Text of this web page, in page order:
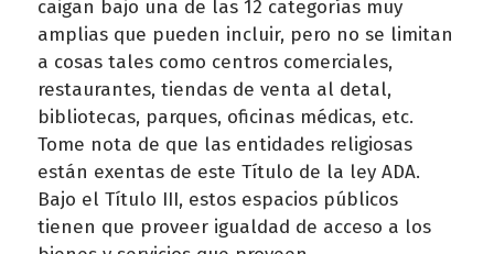
caigan bajo una de las 12 categorías muy
amplias que pueden incluir, pero no se limitan
a cosas tales como centros comerciales,
restaurantes, tiendas de venta al detal,
bibliotecas, parques, oficinas médicas, etc.
Tome nota de que las entidades religiosas
están exentas de este Título de la ley ADA.
Bajo el Título III, estos espacios públicos
tienen que proveer igualdad de acceso a los